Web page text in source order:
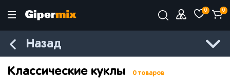
0 0
Назад
Классические куклы 0 товаров